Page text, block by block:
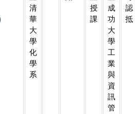
清
華
大
學
化
學
系
授
課
成
功
大
學
工
業
與
資
訊
管
認
抵